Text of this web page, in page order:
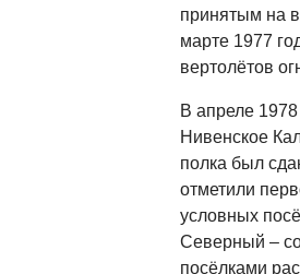
принятым на
марте 1977
вертолётов
В апреле
Нивенское
полка был
отметили
условных
Северный –
посёлками